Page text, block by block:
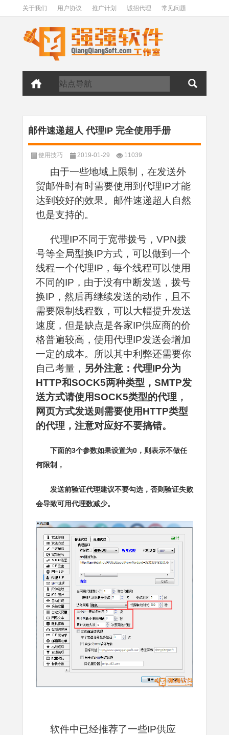
关于我们 用户协议 推广计划 诚招代理 常见问题
邮件速递超人 代理IP 完全使用手册
使用技巧 2019-01-29 11039
由于一些地域上限制，在发送外
贸邮件时有时需要使用到代理IP才能
达到较好的效果。邮件速递超人自然
也是支持的。
代理IP不同于宽带拨号，VPN拨
号等全局型换IP方式，可以做到一个
线程一个代理IP，每个线程可以使用
不同的IP，由于没有中断发送，拨号
换IP，然后再继续发送的动作，且不
需要限制线程数，可以大幅提升发送
速度，但是缺点是各家IP供应商的价
格普遍较高，使用代理IP发送会增加
一定的成本。所以其中利弊还需要你
自己考量， 另外注意：代理IP分为
HTTP和SOCK5两种类型，SMTP发
送方式请使用SOCK5类型的代理，
网页方式发送则需要使用HTTP类型
的代理，注意对应好不要搞错。
下面的3个参数如果设置为0，则表示不做任
何限制，
发送前验证代理建议不要勾选，否则验证失败
会导致可用代理数减少。
软件中已经推荐了一些IP供应